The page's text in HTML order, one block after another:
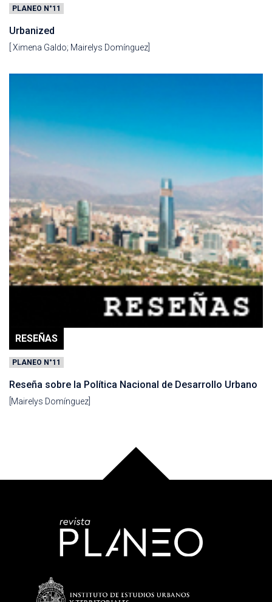
PLANEO N°11
Urbanized
[ Ximena Galdo; Mairelys Domínguez]
RESEÑAS
PLANEO N°11
Reseña sobre la Política Nacional de Desarrollo Urbano
[Mairelys Domínguez]